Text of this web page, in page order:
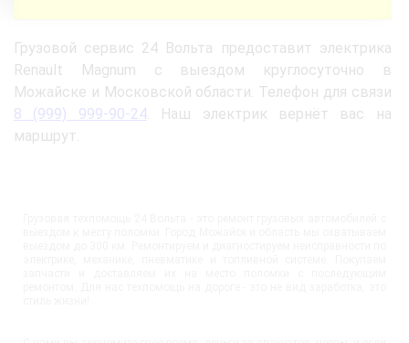
Грузовой сервис 24 Вольта предоставит электрика
Renault Magnum с выездом круглосуточно в
Можайске и Московской области. Телефон для связи
8 (999) 999-90-24. Наш электрик вернёт вас на
маршрут.